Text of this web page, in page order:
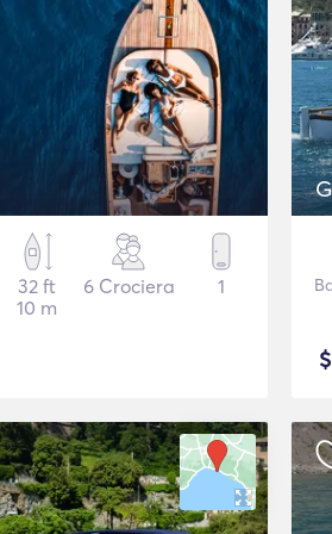
32 ft
10 m
6 Crociera 1